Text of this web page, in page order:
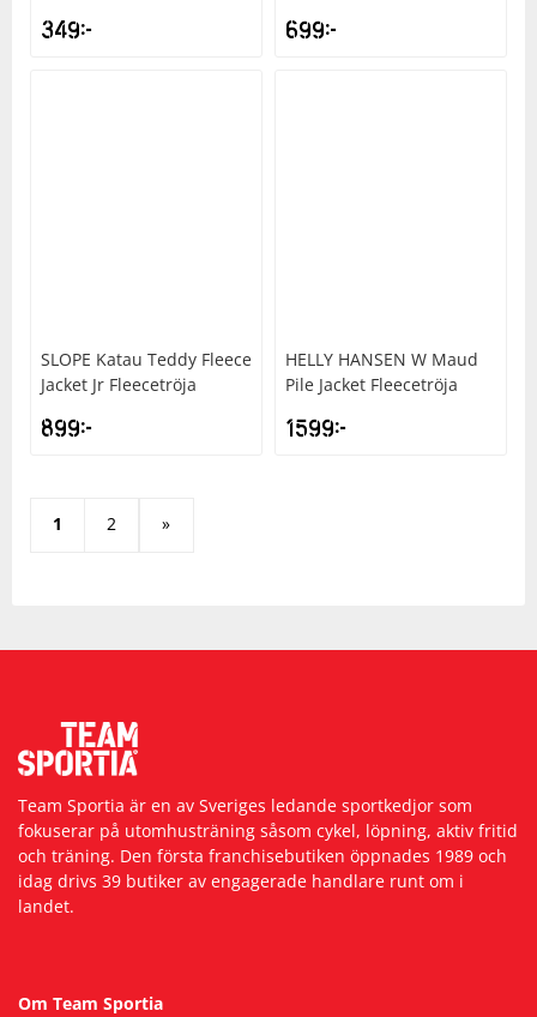
349kr 699kr
SLOPE Katau Teddy Fleece
Jacket Jr Fleecetröja
899kr
HELLY HANSEN W Maud
Pile Jacket Fleecetröja
1599kr
1 2 »
Team Sportia är en av Sveriges ledande sportkedjor som
fokuserar på utomhusträning såsom cykel, löpning, aktiv fritid
och träning. Den första franchisebutiken öppnades 1989 och
idag drivs 39 butiker av engagerade handlare runt om i
landet.
Om Team Sportia